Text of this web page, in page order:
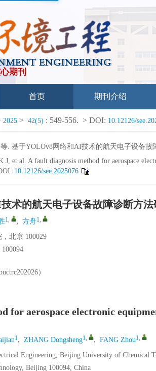
期刊
首页 期刊介绍
2025 > 42(5) : 549-556. > DOI: 10.12126/
. 基于YOLOv8网络和AI技术的航天电子设备故
et al. A fault diagnosis method for aerospace
10.12126/see.2025076
术的航天电子设备故障诊断方法
1, , 方舟1,
北京 100029
）
for aerospace electronic
1, ZHANG Dongsheng1, , FANG Zhou1,
Engineering, Beijing University of Chemical
Beijing 100094, China